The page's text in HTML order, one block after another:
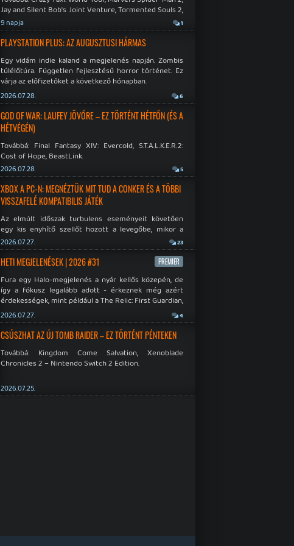
Jay and Silent Bob's Joint Venture, Tormented Souls 2,
No More Room in Hell, Slain 2: The Beast Within.
9 napja 1
PLAYSTATION PLUS: AZ AUGUSZTUSI HÁRMAS
Egy vidám indie kaland a megjelenés napján. Zombis
túlélőtúra. Független fejlesztésű horror történet. Ez
várja az előfizetőket a következő hónapban.
2026.07.28. 6
GOD OF WAR: LAUFEY JÖVŐRE – EZ TÖRTÉNT HÉTFŐN (ÉS A
HÉTVÉGÉN)
Továbbá: Final Fantasy XIV: Evercold, S.T.A.L.K.E.R.2:
Cost of Hope, BeastLink.
2026.07.28. 5
XBOX A PC-N: MEGNÉZTÜK MIT TUD A CONKER ÉS A TÖBBI
VISSZAFELÉ KOMPATIBILIS JÁTÉK
Az elmúlt időszak turbulens eseményeit követően
egy kis enyhítő szellőt hozott a levegőbe, mikor a
Microsoft bejelentette, hogy PC-re is kiterjesztik az
Xbox Original visszafelé kompatibilitást. Lássuk,
meddig jutottak...
2026.07.27. 23
HETI MEGJELENÉSEK | 2026 #31 PREMIER
Fura egy Halo-megjelenés a nyár kellős közepén, de
így a fókusz legalább adott - érkeznek még azért
érdekességek, mint például a The Relic: First Guardian,
a Xenoblade Chronicles 2 és a Dispatch új átiratai vagy
éppen a Mistfall Hunter
2026.07.27. 4
CSÚSZHAT AZ ÚJ TOMB RAIDER – EZ TÖRTÉNT PÉNTEKEN
Továbbá: Kingdom Come Salvation, Xenoblade
Chronicles 2 – Nintendo Switch 2 Edition.
2026.07.25.